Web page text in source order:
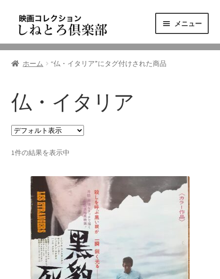
ゲ
シ
ン
へ
キ
プ
テ
ツ
ス
キ
プ
メニュー
ニュース
東三河の映画館
しねとろ倶楽部について
リンクの旅
ホーム “仏・イタリア”にタグ付けされた商品
仏・イタリア
1件の結果を表示中